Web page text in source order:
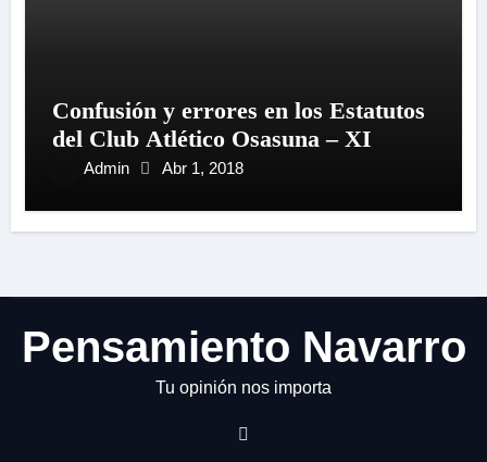
Confusión y errores en los Estatutos
del Club Atlético Osasuna – XI
Admin Abr 1, 2018
Pensamiento Navarro
Tu opinión nos importa